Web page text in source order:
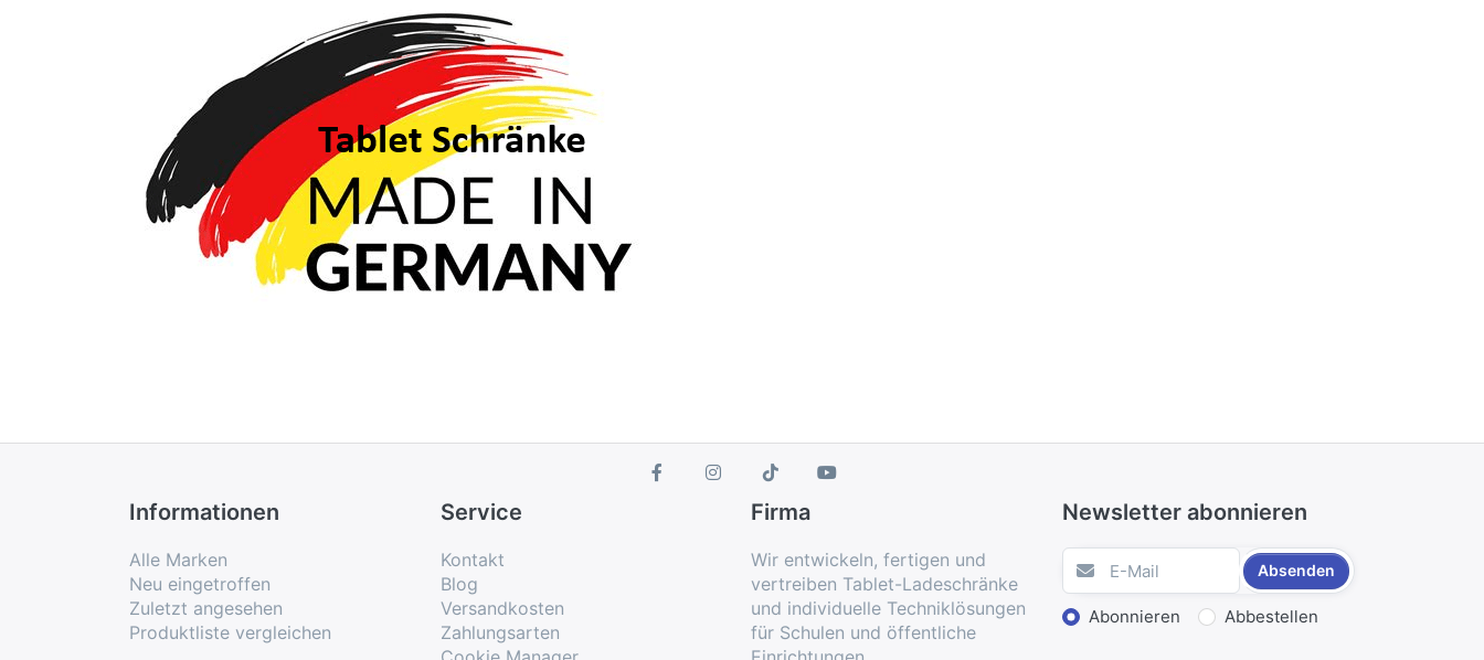
Informationen
Alle Marken
Neu eingetroffen
Zuletzt angesehen
Produktliste vergleichen
Service
Kontakt
Blog
Versandkosten
Zahlungsarten
Firma
Wir entwickeln, fertigen und
vertreiben Tablet-Ladeschränke
und individuelle Techniklösungen
für Schulen und öffentliche
Newsletter abonnieren
Absenden
Aktion wählen
Abonnieren Abbestellen